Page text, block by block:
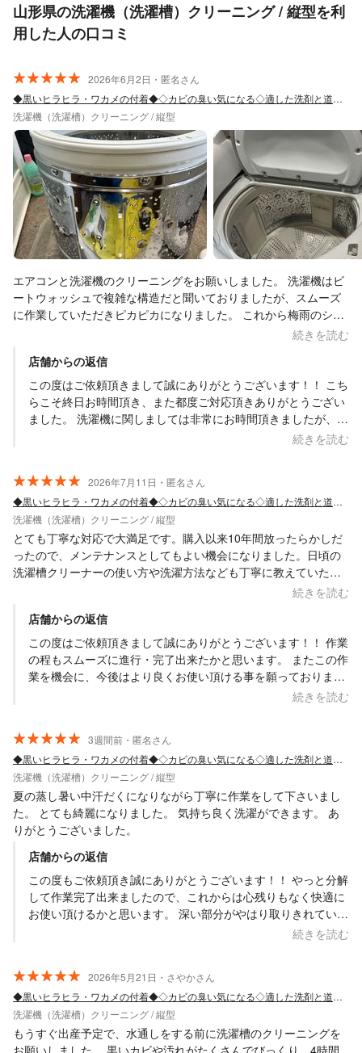
山形県の洗濯機（洗濯槽）クリーニング / 縦型を利
用した人の口コミ
2026年6月2日・匿名さん
◆黒いヒラヒラ・ワカメの付着◆◇カビの臭い気になる◇適した洗剤と道具で徹底洗い◎
洗濯機（洗濯槽）クリーニング / 縦型
エアコンと洗濯機のクリーニングをお願いしました。 洗濯機はビ
ートウォッシュで複雑な構造だと聞いておりましたが、スムーズ
に作業していただきピカピカになりました。 これから梅雨のシー
ズンを気持ちよく迎えられそうです。 またお願いしたいと思いま
続きを読む
店舗からの返信
この度はご依頼頂きまして誠にありがとうございます！！ こち
らこそ終日お時間頂き、また都度ご対応頂きありがとうござい
ました。 洗濯機に関しましては非常にお時間頂きましたが、ま
ずは無事に作業完了出来、ホッと致しました。 またこれからの
何卒よろしくお願い致します。 Saskene 齋藤一貴
続きを読む
2026年7月11日・匿名さん
◆黒いヒラヒラ・ワカメの付着◆◇カビの臭い気になる◇適した洗剤と道具で徹底洗い◎
洗濯機（洗濯槽）クリーニング / 縦型
とても丁寧な対応で大満足です。購入以来10年間放ったらかしだ
ったので、メンテナンスとしてもよい機会になりました。日頃の
洗濯槽クリーナーの使い方や洗濯方法なども丁寧に教えていただ
けましたので参考にしたいと思います。暑い中の作業、ありがと
続きを読む
店舗からの返信
この度はご依頼頂きまして誠にありがとうございます！！ 作業
の程もスムーズに進行・完了出来たかと思います。 またこの作
業を機会に、今後はより良くお使い頂ける事を願っておりま
す。 知り得る限りではございましたが、諸々お伝えする事も出
Saskene 齋藤一貴
続きを読む
3週間前・匿名さん
◆黒いヒラヒラ・ワカメの付着◆◇カビの臭い気になる◇適した洗剤と道具で徹底洗い◎
洗濯機（洗濯槽）クリーニング / 縦型
夏の蒸し暑い中汗だくになりながら丁寧に作業をして下さいまし
た。 とても綺麗になりました。 気持ち良く洗濯ができます。 あ
りがとうございました。
店舗からの返信
この度もご依頼頂き誠にありがとうございます！！ やっと分解
して作業完了出来ましたので、これからは心残りもなく快適に
お使い頂けるかと思います。 深い部分がやはり取りきれていな
かったので、見て頂いた通り今回の洗浄でだいぶ解消出来たの
よろしくお願い致します。 色々とお気遣い頂きましてこちらこ
そありがとうございました。 Saskene 齋藤一貴
続きを読む
2026年5月21日・さやかさん
◆黒いヒラヒラ・ワカメの付着◆◇カビの臭い気になる◇適した洗剤と道具で徹底洗い◎
洗濯機（洗濯槽）クリーニング / 縦型
もうすぐ出産予定で、水通しをする前に洗濯槽のクリーニングを